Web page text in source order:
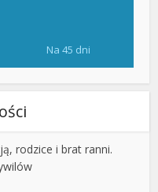
Na 45 dni
rodzice i brat ranni.